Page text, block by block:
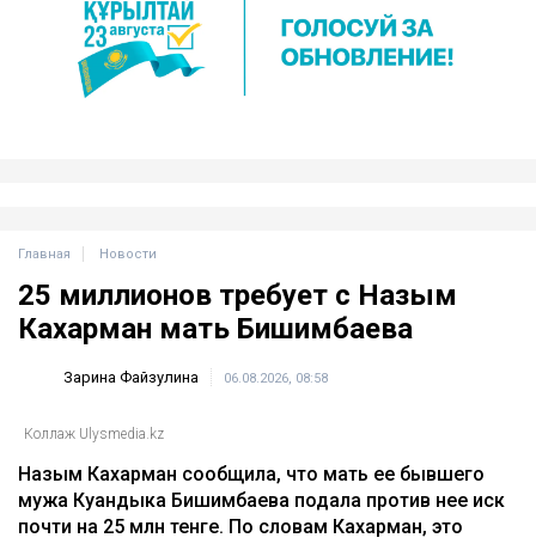
Главная Новости
25 миллионов требует с Назым
Кахарман мать Бишимбаева
Зарина Файзулина 06.08.2026, 08:58
Коллаж Ulysmedia.kz
Назым Кахарман сообщила, что мать ее бывшего
мужа Куандыка Бишимбаева подала против нее иск
почти на 25 млн тенге. По словам Кахарман, это